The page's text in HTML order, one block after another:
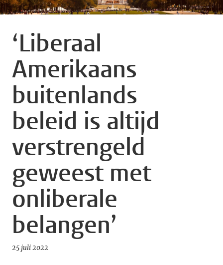
‘Liberaal
Amerikaans
buitenlands
beleid is altijd
verstrengeld
geweest met
onliberale
belangen’
25 juli 2022